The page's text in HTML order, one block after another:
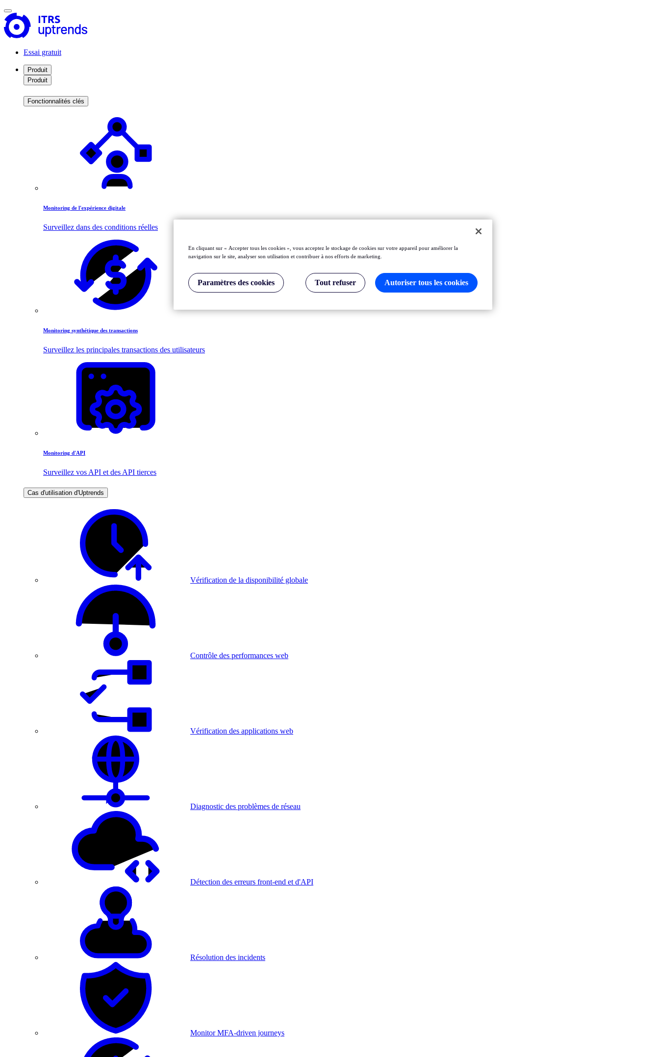
Essai gratuit
Produit
Produit
Fonctionnalités clés
Monitoring de l'expérience digitale
Surveillez dans des conditions réelles
Monitoring synthétique des transactions
Surveillez les principales transactions des utilisateurs
Monitoring d'API
Surveillez vos API et des API tierces
Cas d'utilisation d'Uptrends
Vérification de la disponibilité globale
Contrôle des performances web
Vérification des applications web
Diagnostic des problèmes de réseau
Détection des erreurs front-end et d'API
Résolution des incidents
Monitor MFA-driven journeys
En cliquant sur « Accepter tous les cookies », vous acceptez le stockage de cookies sur votre appareil pour améliorer la
navigation sur le site, analyser son utilisation et contribuer à nos efforts de marketing.
Paramètres des cookies Tout refuser Autoriser tous les cookies